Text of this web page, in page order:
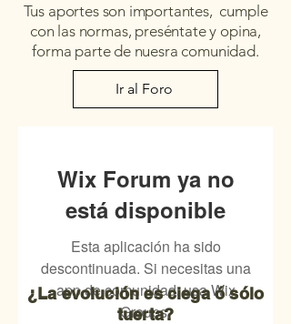
Tus aportes son importantes, cumple
con las normas, preséntate y opina,
forma parte de nuesra comunidad.
Ir al Foro
Wix Forum ya no
está disponible
Esta aplicación ha sido
descontinuada. Si necesitas una
app de comunidad, usa Wix
Groups.
¿La evolución es ciega ó sólo
tuerta?